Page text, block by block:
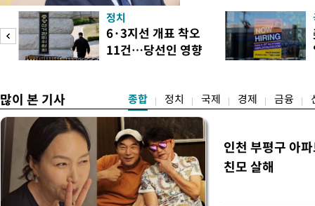
안'을 전면 재검토 할 것을
들과의 상황 점검 회의에서
지법안을 둘러싼 투자자들
았다. 이 자리에서 이 대통
정치
6·3지선 개표 착오
11건…당선인 영향
많이 본 기사 종합 정치 국제 경제 금융
인천 부평구 아
친모 살해